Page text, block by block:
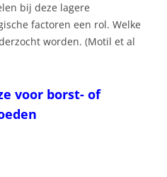
bij deze lagere
factoren een rol. Welke
worden. (Motil et al
voor borst- of